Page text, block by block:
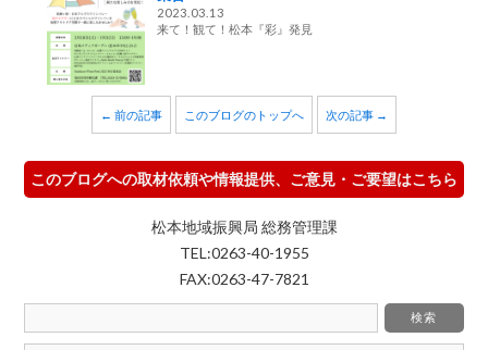
2023.03.13
来て！観て！松本『彩』発見
← 前の記事 このブログのトップへ 次の記事 →
このブログへの取材依頼や情報提供、ご意見・ご要望はこちら
松本地域振興局 総務管理課
TEL:0263-40-1955
FAX:0263-47-7821